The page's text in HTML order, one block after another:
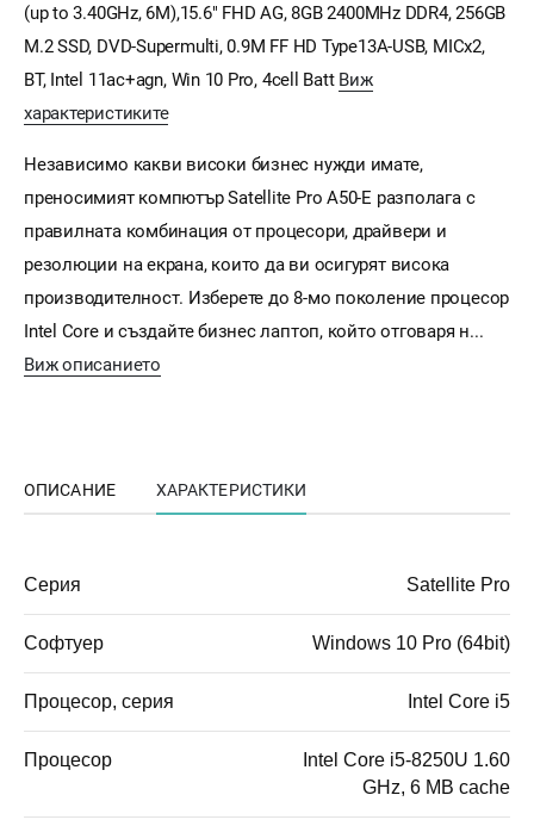
(up to 3.40GHz, 6M),15.6" FHD AG, 8GB 2400MHz DDR4, 256GB
M.2 SSD, DVD-Supermulti, 0.9M FF HD Type13A-USB, MICx2,
BT, Intel 11ac+agn, Win 10 Pro, 4cell Batt Виж
характеристиките
Независимо какви високи бизнес нужди имате,
преносимият компютър Satellite Pro A50-E разполага с
правилната комбинация от процесори, драйвери и
резолюции на екрана, които да ви осигурят висока
производителност. Изберете до 8-мо поколение процесор
Intel Core и създайте бизнес лаптоп, който отговаря н...
Виж описанието
ОПИСАНИЕ ХАРАКТЕРИСТИКИ
Серия Satellite Pro
Софтуер Windows 10 Pro (64bit)
Процесор, серия Intel Core i5
Процесор
Intel Core i5-8250U 1.60
GHz, 6 MB cache